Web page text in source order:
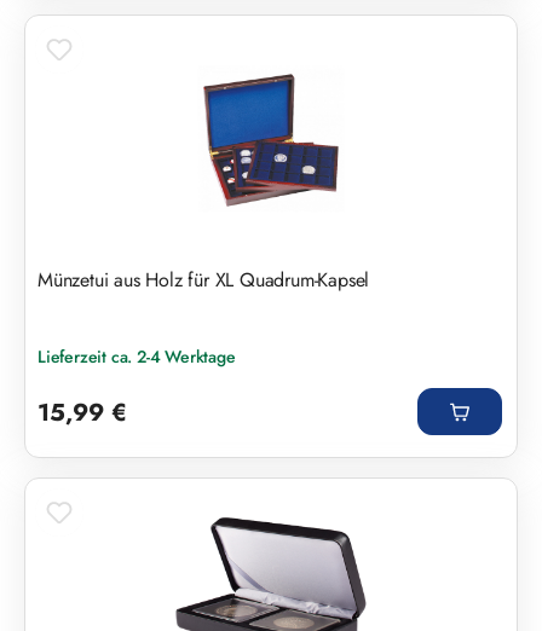
Münzetui aus Holz für XL Quadrum-Kapsel
Lieferzeit ca. 2-4 Werktage
15,99 €